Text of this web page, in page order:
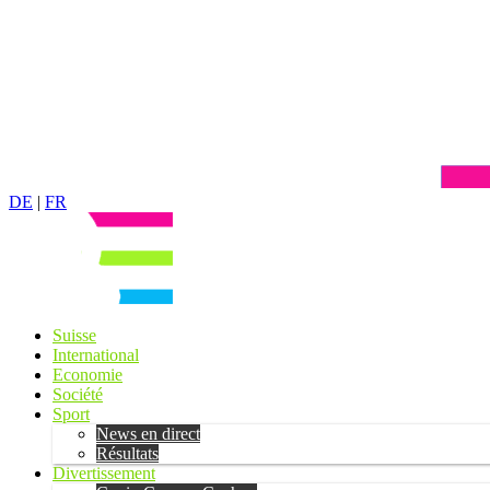
DE | FR
Suisse
International
Economie
Société
Sport
News en direct
Résultats
Divertissement